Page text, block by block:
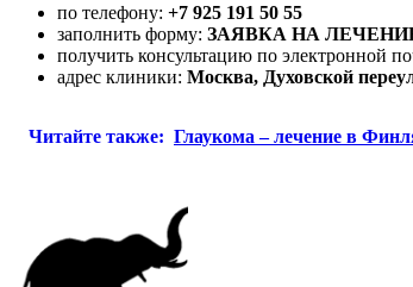
по телефону: +7 925 191 50 55
заполнить форму: ЗАЯВКА НА
получить консультацию по электронной
адрес клиники: Москва, Духовской
Читайте также: Глаукома – лечение в